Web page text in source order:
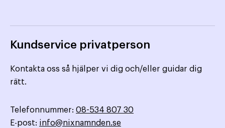
Kundservice privatperson
Kontakta oss så hjälper vi dig och/eller guidar dig
rätt.
Telefonnummer: 08-534 807 30
E-post: info@nixnamnden.se